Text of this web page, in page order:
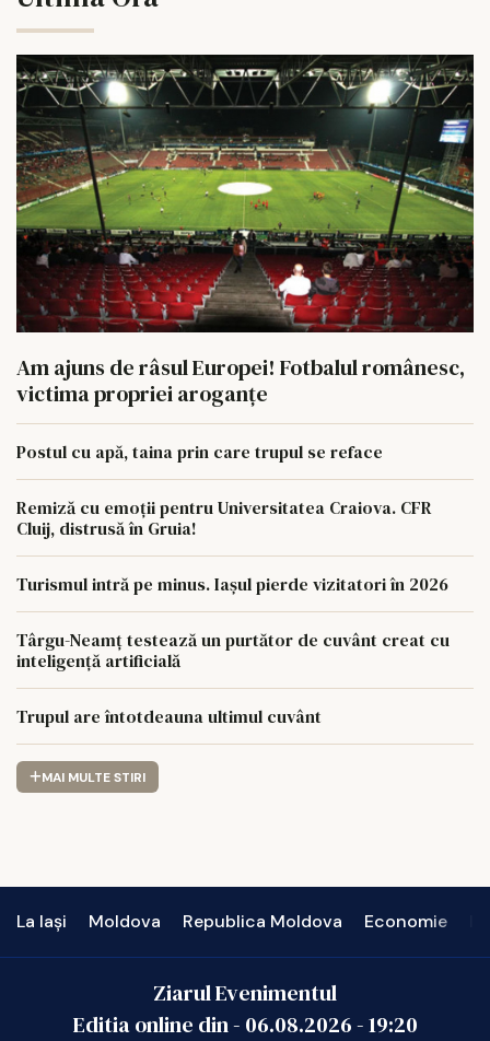
Am ajuns de râsul Europei! Fotbalul românesc,
victima propriei aroganțe
Postul cu apă, taina prin care trupul se reface
Remiză cu emoții pentru Universitatea Craiova. CFR
Cluij, distrusă în Gruia!
Turismul intră pe minus. Iașul pierde vizitatori în 2026
Târgu-Neamț testează un purtător de cuvânt creat cu
inteligență artificială
Trupul are întotdeauna ultimul cuvânt
MAI MULTE STIRI
La Iași Moldova Republica Moldova Economie
Ziarul Evenimentul
Editia online din - 06.08.2026-19:20